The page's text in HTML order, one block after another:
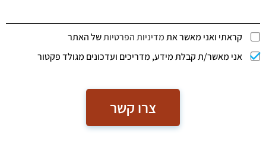
קראתי ואני מאשר אתמדיניות הפרטיותשל האתר
אני מאשר/ת קבלת מידע, מדריכים ועדכונים מגולד פקטור
צרו קשר